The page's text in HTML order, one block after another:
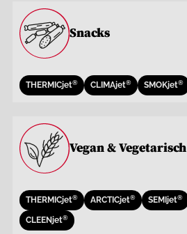
Snacks
THERMICjet® CLIMAjet® SMOKjet®
Vegan & Vegetarisch
THERMICjet® ARCTICjet® SEMIjet®
CLEENjet®